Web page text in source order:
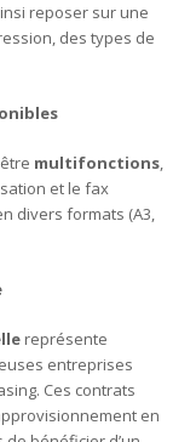
reposer sur une
des types de
multifonctions,
et le fax
divers formats (A3,
représente
entreprises
Ces contrats
en